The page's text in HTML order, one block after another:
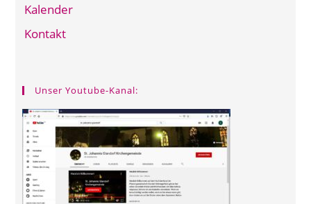
Kalender
Kontakt
Unser Youtube-Kanal: